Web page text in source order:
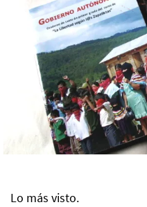
Lo más visto.